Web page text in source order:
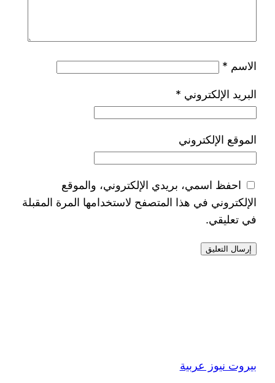
الاسم *
البريد الإلكتروني *
الموقع الإلكتروني
احفظ اسمي، بريدي الإلكتروني، والموقع
الإلكتروني في هذا المتصفح لاستخدامها المرة المقبلة
في تعليقي.
بيروت نيوز عربية